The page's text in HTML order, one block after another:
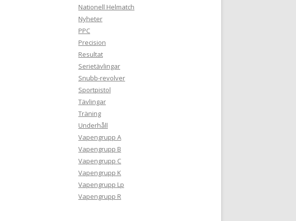
Nationell Helmatch
Nyheter
PPC
Precision
Resultat
Serietävlingar
Snubb-revolver
Sportpistol
Tävlingar
Träning
Underhåll
Vapengrupp A
Vapengrupp B
Vapengrupp C
Vapengrupp K
Vapengrupp Lp
Vapengrupp R